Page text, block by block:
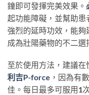
鐘即可發揮完美效果。
起功能障礙，並幫助
強烈的延時功效，能
成為壯陽藥物的不二選
至於使用方法，建議
利吉P-force ，因為有
佳。每日最多可服用1